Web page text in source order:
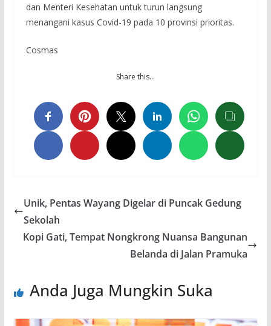
dan Menteri Kesehatan untuk turun langsung
menangani kasus Covid-19 pada 10 provinsi prioritas.
Cosmas
Share this…
Unik, Pentas Wayang Digelar di Puncak Gedung
Sekolah
Kopi Gati, Tempat Nongkrong Nuansa Bangunan
Belanda di Jalan Pramuka
Anda Juga Mungkin Suka